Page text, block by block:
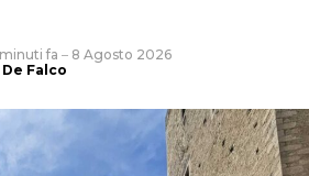
fa – 8 Agosto 2026
Falco